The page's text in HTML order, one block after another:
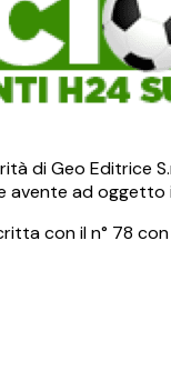
di Geo Editrice
avente ad
con il n° 78